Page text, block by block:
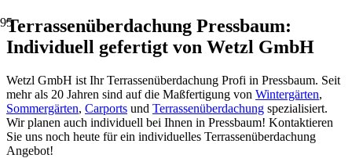
Terrassenüberdachung Pressbaum:
Individuell gefertigt von Wetzl GmbH
Wetzl GmbH ist Ihr Terrassenüberdachung Profi in Pressbaum. Seit
mehr als 20 Jahren sind auf die Maßfertigung von Wintergärten,
Sommergärten, Carports und Terrassenüberdachung spezialisiert.
Wir planen auch individuell bei Ihnen in Pressbaum! Kontaktieren
Sie uns noch heute für ein individuelles Terrassenüberdachung
Angebot!